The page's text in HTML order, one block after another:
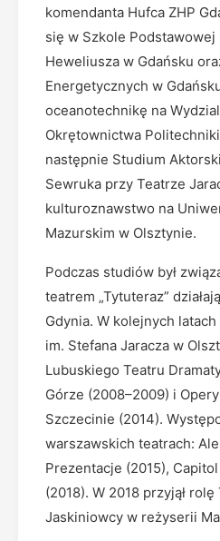
komendanta Hufca ZHP
się w Szkole Podstawowej
Heweliusza w Gdańsku
Energetycznych w
oceanotechnikę na
Okrętownictwa
następnie Studium
Sewruka przy Teatrze
kulturoznawstwo na
Mazurskim w Olsztynie.
Podczas studiów był
teatrem „Tytuteraz”
Gdynia. W kolejnych
im. Stefana Jaracza w
Lubuskiego Teatru
Górze (2008–2009) i
Szczecinie (2014).
warszawskich teatrach:
Prezentacje (2015),
(2018). W 2018 przyjął
Jaskiniowcy w reżyserii